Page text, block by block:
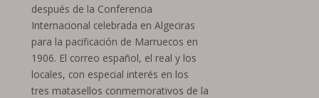
después de la Conferencia
Internacional celebrada en Algeciras
para la pacificación de Marruecos en
1906. El correo español, el real y los
locales, con especial interés en los
tres matasellos conmemorativos de la